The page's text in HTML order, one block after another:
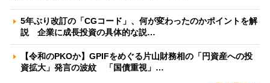
5年ぶり改訂の「CGコード」、何が変わったのかポイントを解
説 企業に成長投資の具体的な説…
【令和のPKOか】GPIFをめぐる片山財務相の「円資産への投
資拡大」発言の波紋 「国債重視」…